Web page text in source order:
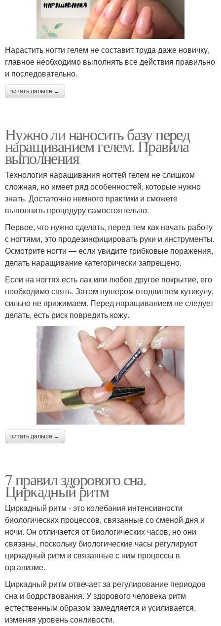
Нарастить ногти гелем не составит труда даже новичку,
главное необходимо выполнять все действия правильно
и последовательно.
читать дальше →
Нужно ли наносить базу перед
наращиванием гелем. Правила
выполнения
Технология наращивания ногтей гелем не слишком
сложная, но имеет ряд особенностей, которые нужно
знать. Достаточно немного практики и сможете
выполнить процедуру самостоятельно.
Первое, что нужно сделать, перед тем как начать работу
с ногтями, это продезинфицировать руки и инструменты.
Осмотрите ногти — если увидите грибковые поражения,
делать наращивание категорически запрещено.
Если на ногтях есть лак или любое другое покрытие, его
необходимо снять. Затем пушером отодвигаем кутикулу,
сильно не прижимаем. Перед наращиванием не следует
делать, есть риск повредить кожу.
читать дальше →
7 правил здорового сна.
Циркадный ритм
Циркадный ритм - это колебания интенсивности
биологических процессов, связанные со сменой дня и
ночи. Он отличается от биологических часов, но они
связаны, поскольку биологические часы регулируют
циркадный ритм и связанные с ним процессы в
организме.
Циркадный ритм отвечает за регулирование периодов
сна и бодрствования. У здорового человека ритм
естественным образом замедляется и усиливается,
изменяя уровень сонливости.